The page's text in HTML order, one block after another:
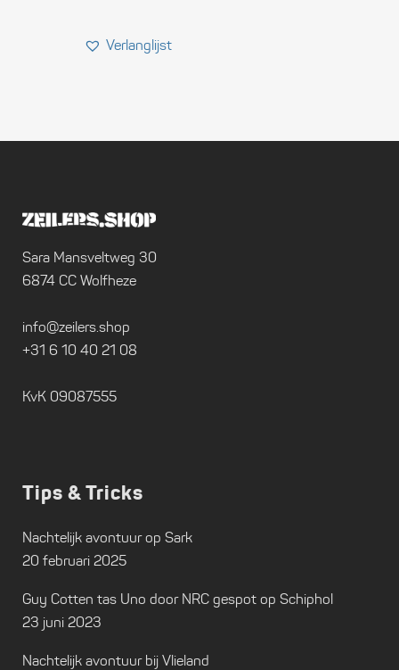
Sara Mansveltweg 30
6874 CC Wolfheze
info@zeilers.shop
+31 6 10 40 21 08
KvK 09087555
Tips & Tricks
Nachtelijk avontuur op Sark
20 februari 2025
Guy Cotten tas Uno door NRC gespot op Schiphol
23 juni 2023
Nachtelijk avontuur bij Vlieland